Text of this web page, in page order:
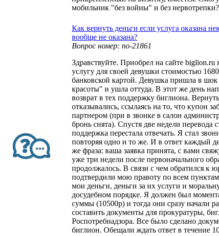
мобильник "без войны" и без нервотрепки?
Как вернуть деньги если услуга оказана
вообще не оказана?
Вопрос номер: no-21861
Здравствуйте. Приобрел на сайте biglion.ru
услугу для своей девушки стоимостью
банковской картой. Девушка пришла в шок
красоты" и ушла оттуда. В этот же день
возврат в тех поддержку биглиона.
отказывались, ссылаясь на то, что купон
партнером (при в звонке в салон
бронь снята). Спустя две недели перевода
поддержка перестала отвечать. Я стал
повторяя одно и то же. И в ответ каждый
же фраза: ваша заявка принята, с вами
уже три недели после первоначального
продолжалось. В связи с чем обратился к
подтвердили мою правоту по всем
мои деньги, деньги за их услуги и
досудебном порядке. Я должен был
суммы (10500р) и тогда они сразу начали
составить документы для прокуратуры,
Роспотребнадзора. Все было сделано
биглион. Обещали ждать ответ в течение